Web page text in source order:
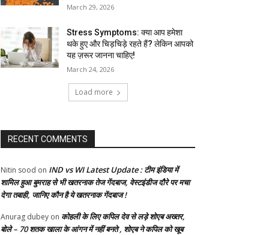
March 29, 2026
Stress Symptoms: क्या आप हमेशा
थके हुए और चिड़चिड़े रहते हैं? लेकिन आपको
यह ज़रूर जानना चाहिए!
March 24, 2026
Load more
RECENT COMMENTS
Nitin sood on IND vs WI Latest Update : टीम इंडिया में
शामिल हुआ बुमराह से भी खतरनाक तेज गेंदबाज, वेस्टइंडीज दौरे पर मचा
देगा तबाही, जानिए कौन है ये खतरनाक गेंदबाज !
Anurag dubey on कोहली के लिए कपिल देव से लड़े शोएब अख्तर,
बोले – 70 शतक खाला के आंगन में नहीं बनते , शोएब ने कपिल को खूब